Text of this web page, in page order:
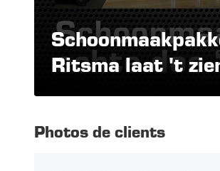
Ritsma laat 't
Photos de clients